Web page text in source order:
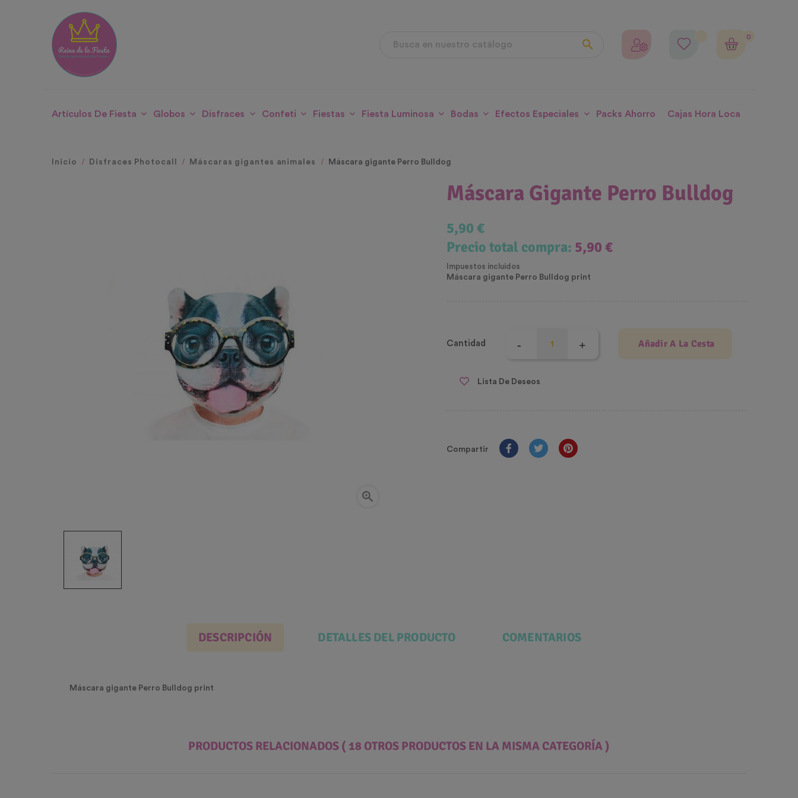

0
Artículos De Fiesta Globos Disfraces Confeti Fiestas Fiesta Luminosa Bodas Efectos Especiales Packs Ahorro Cajas Hora Loca
Inicio Disfraces Photocall Máscaras gigantes animales Máscara gigante Perro Bulldog

Máscara Gigante Perro Bulldog
5,90 €
Precio total compra: 5,90 €
Impuestos incluidos
Máscara gigante Perro Bulldog print
Cantidad Añadir A La Cesta
Lista De Deseos
Compartir
DESCRIPCIÓN DETALLES DEL PRODUCTO COMENTARIOS
Máscara gigante Perro Bulldog print
PRODUCTOS RELACIONADOS ( 18 OTROS PRODUCTOS EN LA MISMA CATEGORÍA )